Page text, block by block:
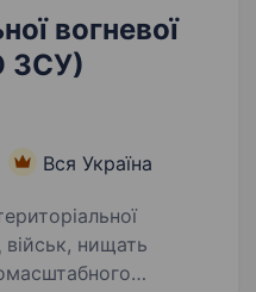
вогневої
ЗСУ)
Вся Україна
нищать